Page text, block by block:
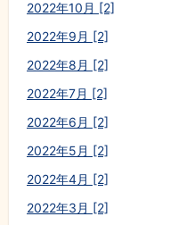
2022年10月 [2]
2022年9月 [2]
2022年8月 [2]
2022年7月 [2]
2022年6月 [2]
2022年5月 [2]
2022年4月 [2]
2022年3月 [2]